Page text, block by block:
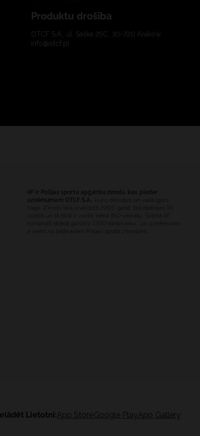
Produktu drošība
OTCF S.A., ul. Saska 25C, 30-720 Kraków
info@otcf.pl
Lietotni:App StoreGoogle PlayApp Gallery